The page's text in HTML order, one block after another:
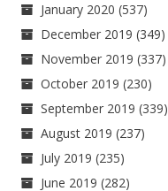
January 2020 (537)
December 2019 (349)
November 2019 (337)
October 2019 (230)
September 2019 (339)
August 2019 (237)
July 2019 (235)
June 2019 (282)